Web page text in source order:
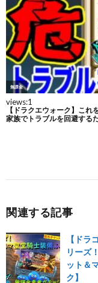
関連する記事
【ドラ
リーズ
ット＆
ク】